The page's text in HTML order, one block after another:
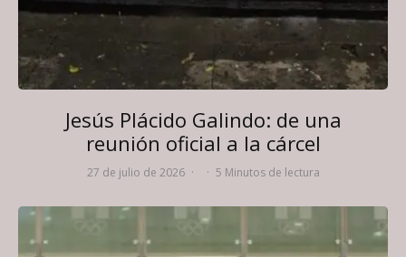
Jesús Plácido Galindo: de una
reunión oficial a la cárcel
27 de julio de 2026 · · 5 Minutos de lectura